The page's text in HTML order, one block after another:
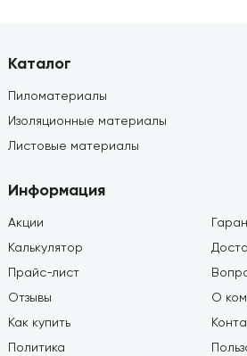
Каталог
Пиломатериалы
Изоляционные материалы
Листовые материалы
Информация
Акции
Калькулятор
Прайс-лист
Отзывы
Как купить
Политика
О